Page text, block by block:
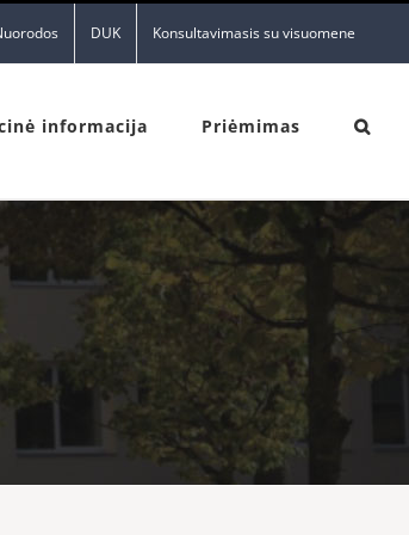
DUK Konsultavimasis su visuomene
informacija Priėmimas